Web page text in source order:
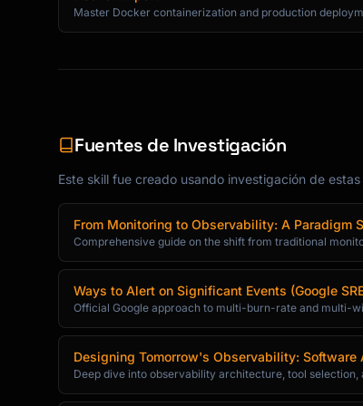
Master Docker containerization and production
Fuentes de Investigación
Este skill fue creado usando investigación de
From Monitoring to Observability: A Paradigm
Comprehensive guide on the shift from traditional
Ways to Alert on Significant Events (Google
Official Google approach to multi-burn-rate and multi-
Designing Tomorrow's Observability: Software
Deep dive into observability architecture, tool